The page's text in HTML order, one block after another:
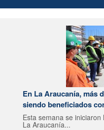
En La Araucanía, más
siendo beneficiados
Esta semana se
La Araucanía...